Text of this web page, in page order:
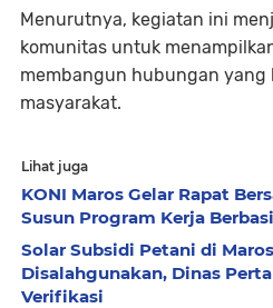
Menurutnya, kegiatan ini
komunitas untuk
membangun hubungan yang
masyarakat.
Lihat juga
KONI Maros Gelar Rapat
Susun Program Kerja
Solar Subsidi Petani di
Disalahgunakan, Dinas
Verifikasi